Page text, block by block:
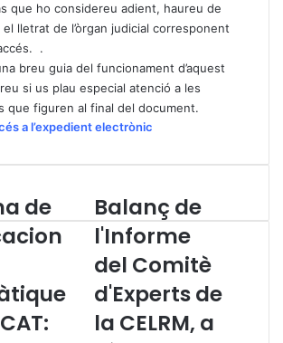
que ho considereu adient, haureu de
lletrat de l’òrgan judicial corresponent
.
breu guia del funcionament d’aquest
si us plau especial atenció a les
que figuren al final del document.
a l’expedient electrònic
de
B
a
a
ç
d
e
Balanç de
l'Informe
del Comitè
d'Experts de
la CELRM, a